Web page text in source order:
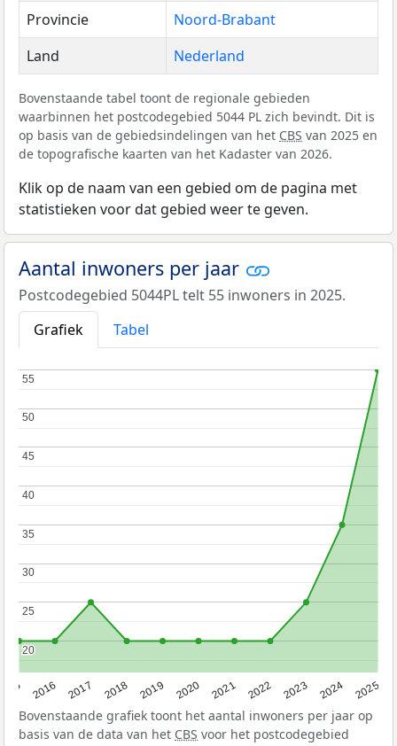
Provincie
Noord-Brabant
Land
Nederland
Bovenstaande tabel toont de regionale gebieden
waarbinnen het postcodegebied 5044 PL zich bevindt. Dit is
op basis van de gebiedsindelingen van het CBS van 2025 en
de topografische kaarten van het Kadaster van 2026.
Klik op de naam van een gebied om de pagina met
statistieken voor dat gebied weer te geven.
Aantal inwoners per jaar
Postcodegebied 5044PL telt 55 inwoners in 2025.
Grafiek
Tabel
2016 2017 2018 2019 2020 2021 2022 2023 2024 2025
20
20
25
25
30
30
35
35
40
40
45
45
50
50
55
55
Bovenstaande grafiek toont het aantal inwoners per jaar op
basis van de data van het CBS voor het postcodegebied